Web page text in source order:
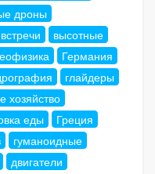
дроны
встречи
высотные
Германия
глайдеры
хозяйство
еды
Греция
гуманоидные
двигатели